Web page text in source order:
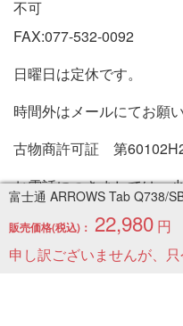
富士通 ARROWS Tab Q738/
販売価格(税込)： 22,980 円
申し訳ございませんが、只
不可
FAX:077-532-0092
日曜日は定休です。
時間外はメールにてお願
古物商許可証 第
お電話につきましては、
商品の問い合わせなどは
不良品応対の場合などの